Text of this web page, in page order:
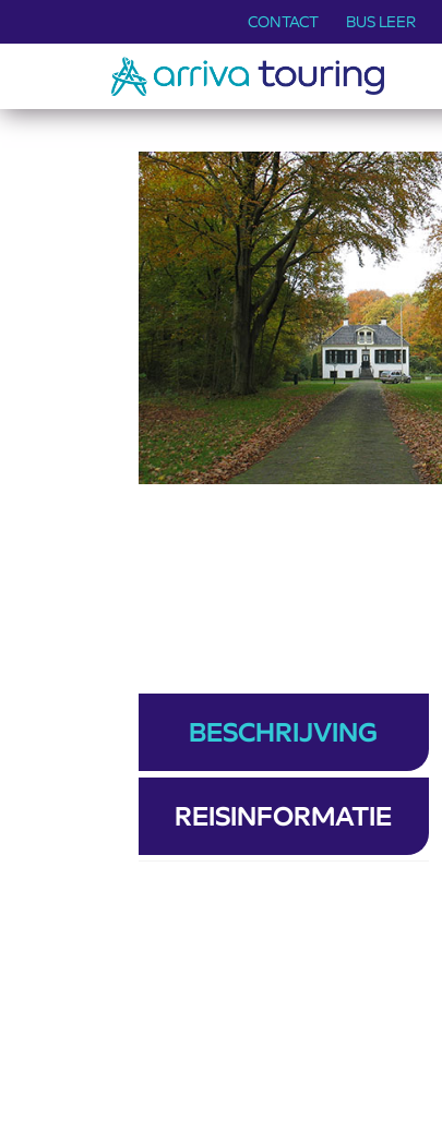
CONTACT BUS LEER
BESCHRIJVING
REISINFORMATIE